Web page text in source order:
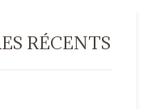
RÉCENTS